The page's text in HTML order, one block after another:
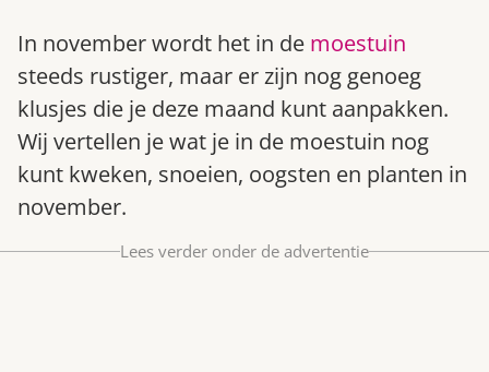
Gardeners’ World 08/2026
In november wordt het in de moestuin
steeds rustiger, maar er zijn nog genoeg
klusjes die je deze maand kunt aanpakken.
Wij vertellen je wat je in de moestuin nog
kunt kweken, snoeien, oogsten en planten in
november.
Lees verder onder de advertentie